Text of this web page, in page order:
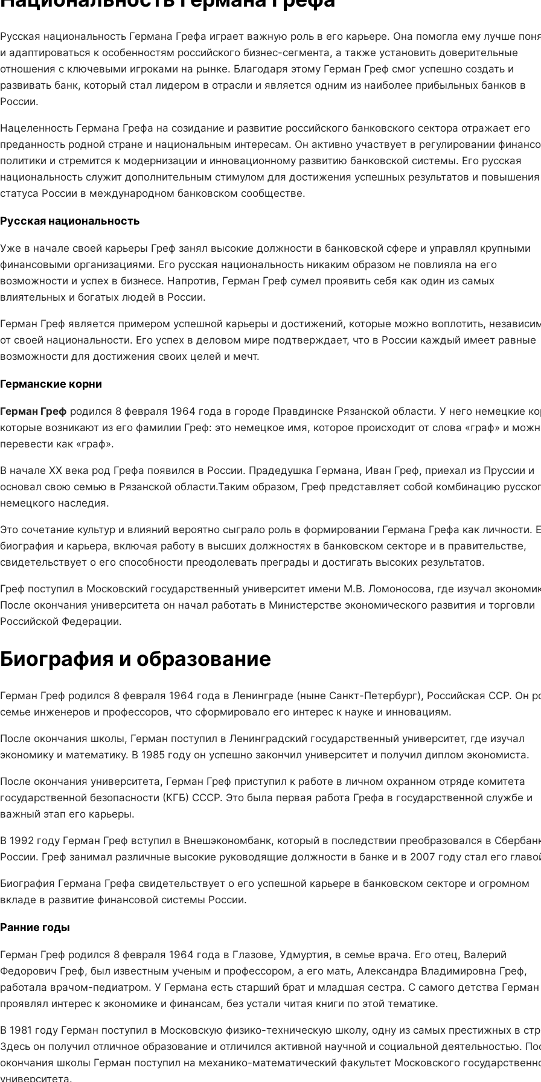
Русская национальность Германа Грефа играет важную роль в его карьере. Она помогла ему лучше
и адаптироваться к особенностям российского бизнес-сегмента, а также установить доверительные
отношения с ключевыми игроками на рынке. Благодаря этому Герман Греф смог успешно создать и
развивать банк, который стал лидером в отрасли и является одним из наиболее прибыльных банков в
России.
Нацеленность Германа Грефа на созидание и развитие российского банковского сектора отражает его
преданность родной стране и национальным интересам. Он активно участвует в регулировании
политики и стремится к модернизации и инновационному развитию банковской системы. Его русская
национальность служит дополнительным стимулом для достижения успешных результатов и повышения
статуса России в международном банковском сообществе.
Русская национальность
Уже в начале своей карьеры Греф занял высокие должности в банковской сфере и управлял крупными
финансовыми организациями. Его русская национальность никаким образом не повлияла на его
возможности и успех в бизнесе. Напротив, Герман Греф сумел проявить себя как один из самых
влиятельных и богатых людей в России.
Герман Греф является примером успешной карьеры и достижений, которые можно воплотить,
от своей национальности. Его успех в деловом мире подтверждает, что в России каждый имеет равные
возможности для достижения своих целей и мечт.
Германские корни
Герман Греф родился 8 февраля 1964 года в городе Правдинске Рязанской области. У него немецкие
которые возникают из его фамилии Греф: это немецкое имя, которое происходит от слова «граф» и
перевести как «граф».
В начале XX века род Грефа появился в России. Прадедушка Германа, Иван Греф, приехал из Пруссии и
основал свою семью в Рязанской области.Таким образом, Греф представляет собой комбинацию
немецкого наследия.
Это сочетание культур и влияний вероятно сыграло роль в формировании Германа Грефа как личности.
биография и карьера, включая работу в высших должностях в банковском секторе и в правительстве,
свидетельствует о его способности преодолевать преграды и достигать высоких результатов.
Греф поступил в Московский государственный университет имени М.В. Ломоносова, где изучал
После окончания университета он начал работать в Министерстве экономического развития и торговли
Российской Федерации.
Биография и образование
Герман Греф родился 8 февраля 1964 года в Ленинграде (ныне Санкт-Петербург), Российская ССР. Он
семье инженеров и профессоров, что сформировало его интерес к науке и инновациям.
После окончания школы, Герман поступил в Ленинградский государственный университет, где изучал
экономику и математику. В 1985 году он успешно закончил университет и получил диплом экономиста.
После окончания университета, Герман Греф приступил к работе в личном охранном отряде комитета
государственной безопасности (КГБ) СССР. Это была первая работа Грефа в государственной службе и
важный этап его карьеры.
В 1992 году Герман Греф вступил в Внешэкономбанк, который в последствии преобразовался в
России. Греф занимал различные высокие руководящие должности в банке и в 2007 году стал его
Биография Германа Грефа свидетельствует о его успешной карьере в банковском секторе и огромном
вкладе в развитие финансовой системы России.
Ранние годы
Герман Греф родился 8 февраля 1964 года в Глазове, Удмуртия, в семье врача. Его отец, Валерий
Федорович Греф, был известным ученым и профессором, а его мать, Александра Владимировна Греф,
работала врачом-педиатром. У Германа есть старший брат и младшая сестра. С самого детства Герман
проявлял интерес к экономике и финансам, без устали читая книги по этой тематике.
В 1981 году Герман поступил в Московскую физико-техническую школу, одну из самых престижных в
Здесь он получил отличное образование и отличился активной научной и социальной деятельностью.
окончания школы Герман поступил на механико-математический факультет Московского
университета.